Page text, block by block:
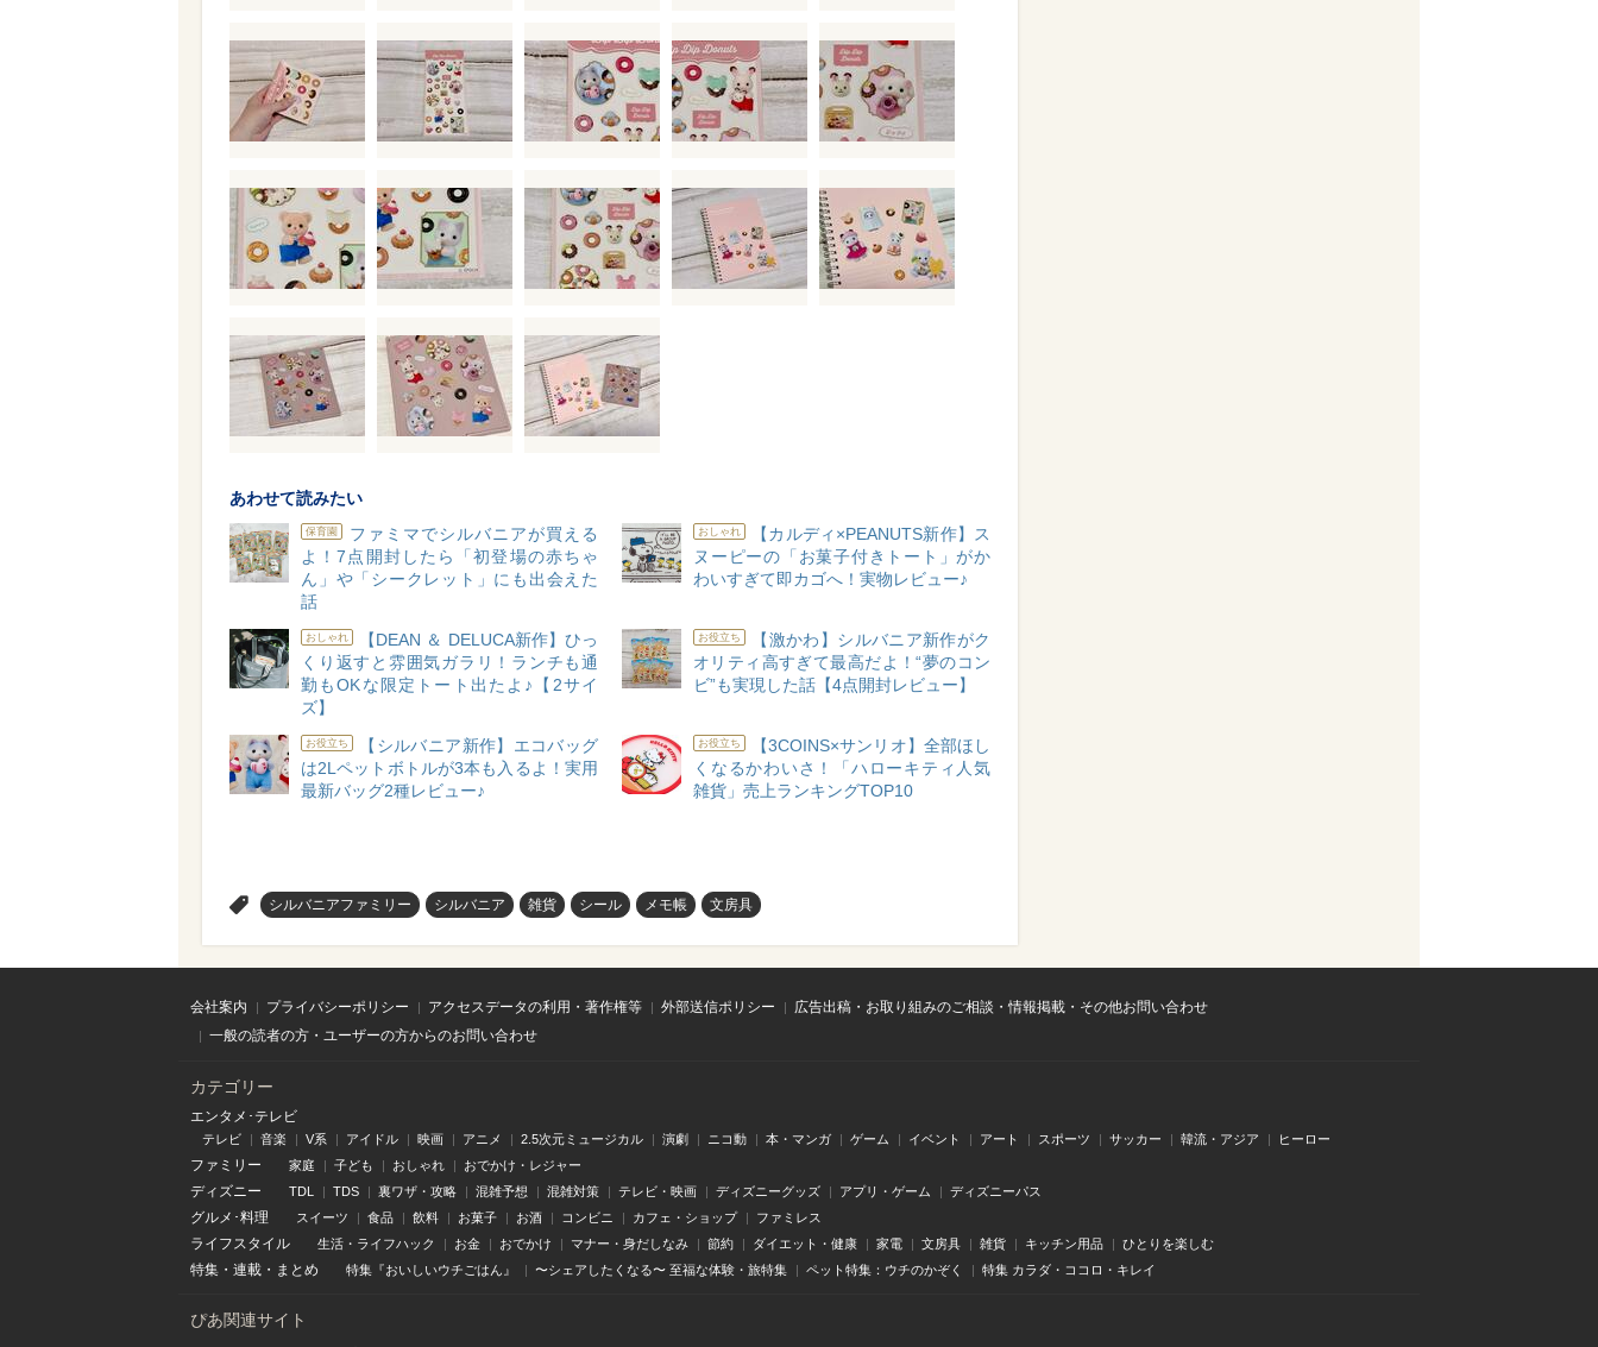
あわせて読みたい
保育園
ファミマでシルバニアが買える
よ！7点開封したら「初登場の赤ちゃ
ん」や「シークレット」にも出会えた
話
おしゃれ
【カルディ×PEANUTS新作】ス
ヌーピーの「お菓子付きトート」がか
わいすぎて即カゴへ！実物レビュー♪
おしゃれ
【DEAN ＆ DELUCA新作】ひっ
くり返すと雰囲気ガラリ！ランチも通
勤もOKな限定トート出たよ♪【2サイ
ズ】
お役立ち
【激かわ】シルバニア新作がク
オリティ高すぎて最高だよ！“夢のコン
ビ”も実現した話【4点開封レビュー】
お役立ち
【シルバニア新作】エコバッグ
は2Lペットボトルが3本も入るよ！実用
最新バッグ2種レビュー♪
お役立ち
【3COINS×サンリオ】全部ほし
くなるかわいさ！「ハローキティ人気
雑貨」売上ランキングTOP10
シルバニアファミリー シルバニア 雑貨 シール メモ帳 文房具
会社案内 プライバシーポリシー アクセスデータの利用・著作権等 外部送信ポリシー
広告出稿・お取り組みのご相談・情報掲載・その他お問い合わせ
一般の読者の方・ユーザーの方からのお問い合わせ
カテゴリー
エンタメ･テレビ
テレビ 音楽 V系 アイドル 映画 アニメ 2.5次元ミュージカル 演劇 ニコ動 本・マンガ ゲーム イベント アート スポーツ サッカー 韓流・アジア ヒーロー
ファミリー 家庭 子ども おしゃれ おでかけ・レジャー
ディズニー TDL TDS 裏ワザ・攻略 混雑予想 混雑対策 テレビ・映画 ディズニーグッズ アプリ・ゲーム ディズニーパス
グルメ･料理 スイーツ 食品 飲料 お菓子 お酒 コンビニ カフェ・ショップ ファミレス
ライフスタイル 生活・ライフハック お金 おでかけ マナー・身だしなみ 節約 ダイエット・健康 家電 文房具 雑貨 キッチン用品 ひとりを楽しむ
特集 ・ 連載 ・ まとめ 特集『おいしいウチごはん』 〜シェアしたくなる〜 至福な体験・旅特集 ペット特集：ウチのかぞく 特集 カラダ・ココロ・キレイ
ぴあ関連サイト